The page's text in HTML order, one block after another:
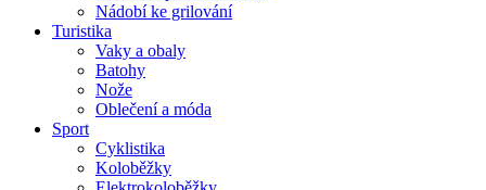
Nádobí ke grilování
Turistika
Vaky a obaly
Batohy
Nože
Oblečení a móda
Sport
Cyklistika
Koloběžky